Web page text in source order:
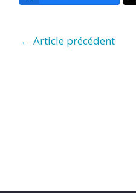
← Article précédent